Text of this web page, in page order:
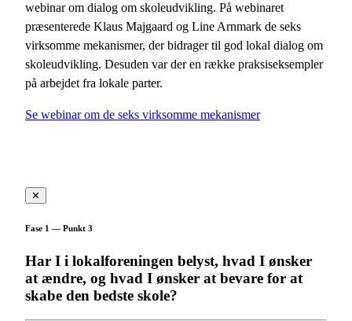
webinar om dialog om skoleudvikling. På webinaret
præsenterede Klaus Majgaard og Line Arnmark de seks
virksomme mekanismer, der bidrager til god lokal dialog om
skoleudvikling. Desuden var der en række praksiseksempler
på arbejdet fra lokale parter.
Se webinar om de seks virksomme mekanismer
✕
Fase 1 — Punkt 3
Har I i lokalforeningen belyst, hvad I ønsker
at ændre, og hvad I ønsker at bevare for at
skabe den bedste skole?